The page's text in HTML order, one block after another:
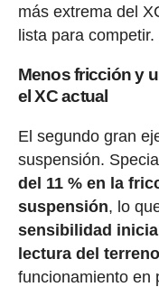
más extrema del
lista para competir.
Menos fricción y
el XC actual
El segundo gran
suspensión.
del 11 % en la
suspensión, lo
sensibilidad
lectura del terreno
funcionamiento en